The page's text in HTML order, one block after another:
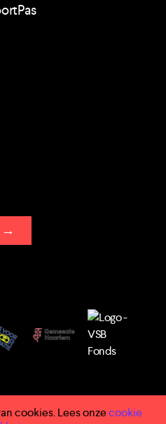
cookies. Lees onzecookie